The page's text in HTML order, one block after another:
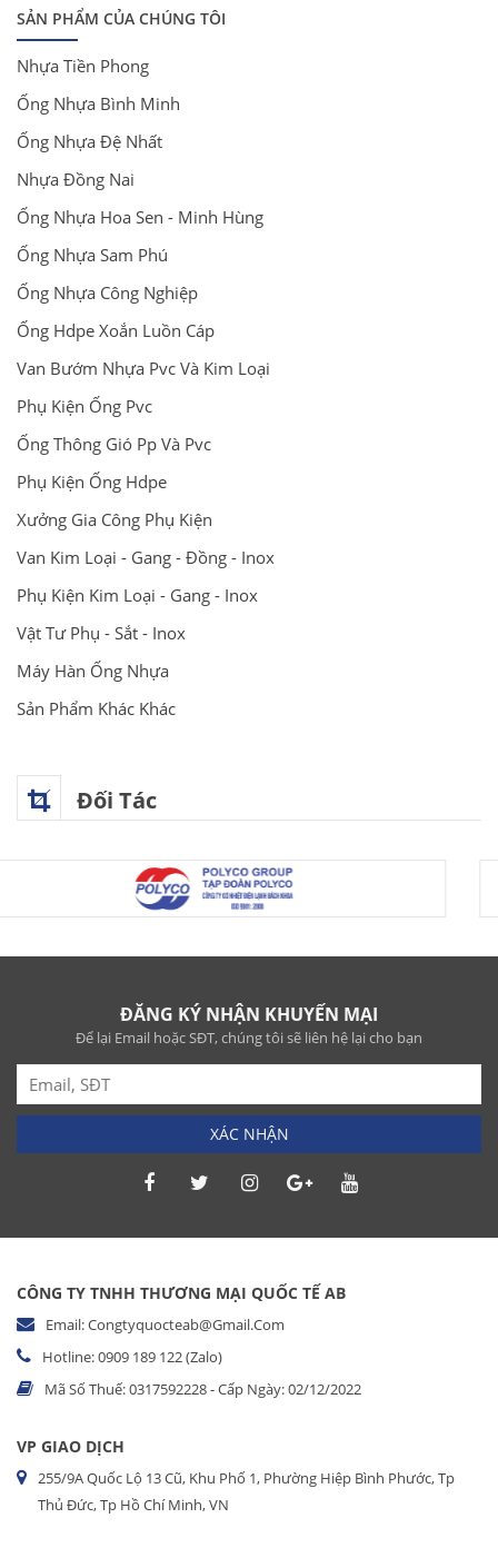
SẢN PHẨM CỦA CHÚNG TÔI
Nhựa Tiền Phong
Ống Nhựa Bình Minh
Ống Nhựa Đệ Nhất
Nhựa Đồng Nai
Ống Nhựa Hoa Sen - Minh Hùng
Ống Nhựa Sam Phú
Ống Nhựa Công Nghiệp
Ống Hdpe Xoắn Luồn Cáp
Van Bướm Nhựa Pvc Và Kim Loại
Phụ Kiện Ống Pvc
Ống Thông Gió Pp Và Pvc
Phụ Kiện Ống Hdpe
Xưởng Gia Công Phụ Kiện
Van Kim Loại - Gang - Đồng - Inox
Phụ Kiện Kim Loại - Gang - Inox
Vật Tư Phụ - Sắt - Inox
Máy Hàn Ống Nhựa
Sản Phẩm Khác Khác
Đối Tác
ĐĂNG KÝ NHẬN KHUYẾN MẠI
Để lại Email hoặc SĐT, chúng tôi sẽ liên hệ lại cho bạn
XÁC NHẬN
CÔNG TY TNHH THƯƠNG MẠI QUỐC TẾ AB
Email: Congtyquocteab@gmail.com
Hotline: 0909 189 122 (Zalo)
Mã Số Thuế: 0317592228 - Cấp Ngày: 02/12/2022
VP GIAO DỊCH
255/9A Quốc Lộ 13 Cũ, Khu Phố 1, Phường Hiệp Bình Phước, Tp
Thủ Đức, Tp Hồ Chí Minh, VN